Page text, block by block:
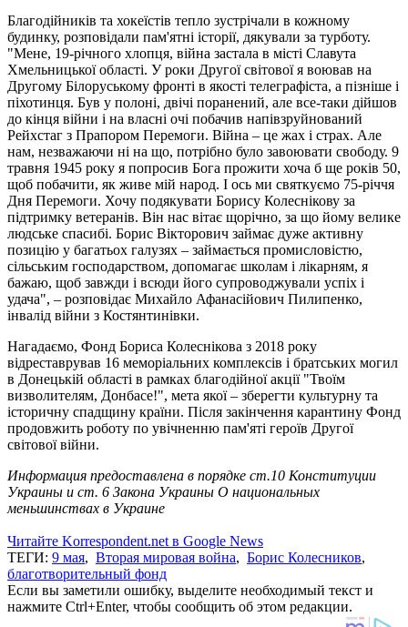
Благодійників та хокеїстів тепло зустрічали в кожному
будинку, розповідали пам'ятні історії, дякували за турботу.
"Мене, 19-річного хлопця, війна застала в місті Славута
Хмельницької області. У роки Другої світової я воював на
Другому Білоруському фронті в якості телеграфіста, а пізніше і
піхотинця. Був у полоні, двічі поранений, але все-таки дійшов
до кінця війни і на власні очі побачив напівзруйнований
Рейхстаг з Прапором Перемоги. Війна – це жах і страх. Але
нам, незважаючи ні на що, потрібно було завоювати свободу. 9
травня 1945 року я попросив Бога прожити хоча б ще років 50,
щоб побачити, як живе мій народ. І ось ми святкуємо 75-річчя
Дня Перемоги. Хочу подякувати Борису Колеснікову за
підтримку ветеранів. Він нас вітає щорічно, за що йому велике
людське спасибі. Борис Вікторович займає дуже активну
позицію у багатьох галузях – займається промисловістю,
сільським господарством, допомагає школам і лікарням, я
бажаю, щоб завжди і всюди його супроводжували успіх і
удача", – розповідає Михайло Афанасійович Пилипенко,
інвалід війни з Костянтинівки.
Нагадаємо, Фонд Бориса Колеснікова з 2018 року
відреставрував 16 меморіальних комплексів і братських могил
в Донецькій області в рамках благодійної акції "Твоїм
визволителям, Донбасе!", мета якої – зберегти культурну та
історичну спадщину країни. Після закінчення карантину Фонд
продовжить роботу по увічненню пам'яті героїв Другої
світової війни.
Информация предоставлена в порядке ст.10 Конституции
Украины и ст. 6 Закона Украины О национальных
меньшинствах в Украине
Читайте Korrespondent.net в Google News
ТЕГИ: 9 мая, Вторая мировая война, Борис Колесников,
благотворительный фонд
Если вы заметили ошибку, выделите необходимый текст и
нажмите Ctrl+Enter, чтобы сообщить об этом редакции.